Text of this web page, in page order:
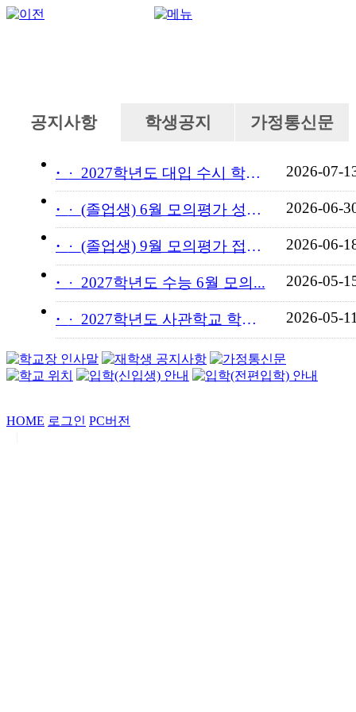
공지사항 학생공지 가정통신문
· 2027학년도 대입 수시 학교... 2026-07-
· (졸업생) 6월 모의평가 성적... 2026-06-
· (졸업생) 9월 모의평가 접수... 2026-06-
· 2027학년도 수능 6월 모의... 2026-05-
· 2027학년도 사관학교 학교장... 2026-05-
HOME 로그인 PC버전